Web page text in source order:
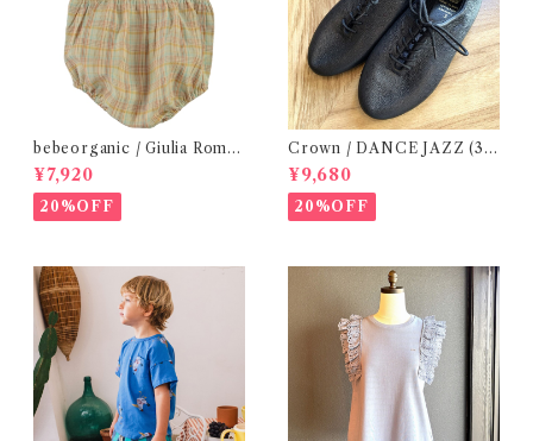
bebeorganic / Giulia Romp
er Lagoon Check( 6・12ｍ)
¥7,920
20%OFF
Crown / DANCE JAZZ (3:2
2cm / 6:24-24,5 ) Black
¥9,680
20%OFF